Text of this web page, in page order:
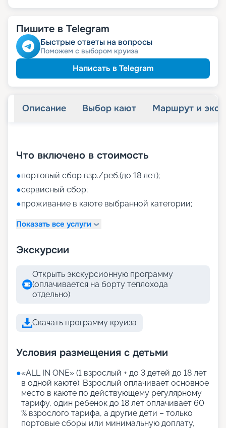
Пишите в Telegram
Быстрые ответы на вопросы
Поможем с выбором круиза
Написать в Telegram
Описание Выбор кают Маршрут и
Что включено в стоимость
●портовый сбор взр./реб.(до 18 лет);
●сервисный сбор;
●проживание в каюте выбранной категории;
Показать все услуги
Экскурсии
Открыть экскурсионную программу
(оплачивается на борту теплохода
отдельно)
Скачать программу круиза
Условия размещения с детьми
●«АLL IN ONE» (1 взрослый + до 3 детей до 18 лет
в одной каюте): Взрослый оплачивает основное
место в каюте по действующему регулярному
тарифу, один ребенок до 18 лет оплачивает 60
% взрослого тарифа, а другие дети – только
портовые сборы или минимальную доплату,